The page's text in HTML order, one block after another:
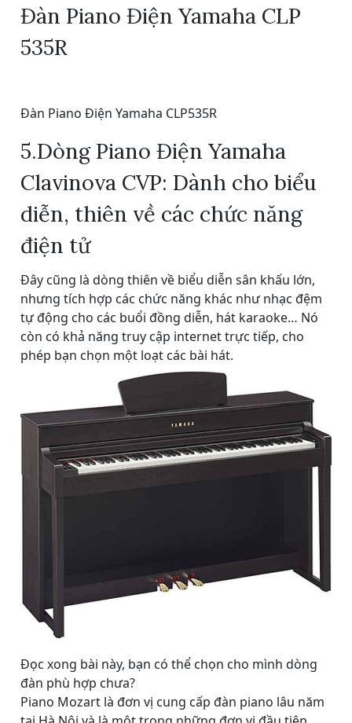
Đàn Piano Điện Yamaha CLP
535R
Đàn Piano Điện Yamaha CLP535R
5.Dòng Piano Điện Yamaha
Clavinova CVP: Dành cho biểu
diễn, thiên về các chức năng
điện tử
Đây cũng là dòng thiên về biểu diễn sân khấu lớn,
nhưng tích hợp các chức năng khác như nhạc đệm
tự động cho các buổi đồng diễn, hát karaoke… Nó
còn có khả năng truy cập internet trực tiếp, cho
phép bạn chọn một loạt các bài hát.
Đọc xong bài này, bạn có thể chọn cho mình dòng
đàn phù hợp chưa?
Piano Mozart là đơn vị cung cấp đàn piano lâu năm